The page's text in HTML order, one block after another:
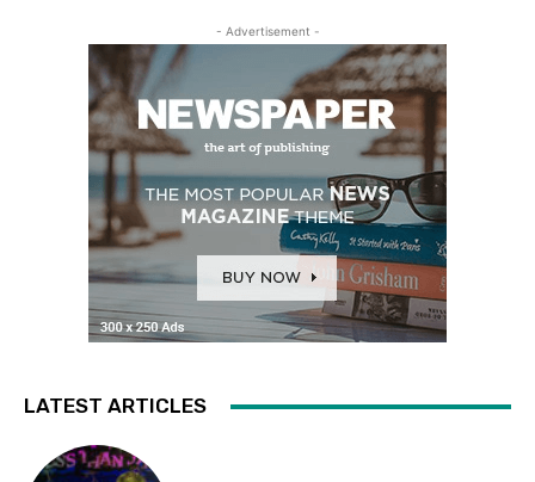
- Advertisement -
LATEST ARTICLES